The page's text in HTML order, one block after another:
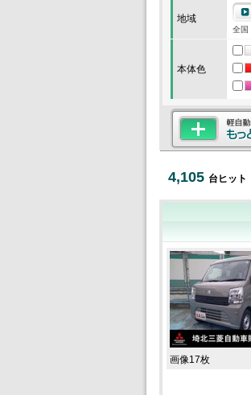
地域
全国
本体色
4,105 台ヒット
画像17枚